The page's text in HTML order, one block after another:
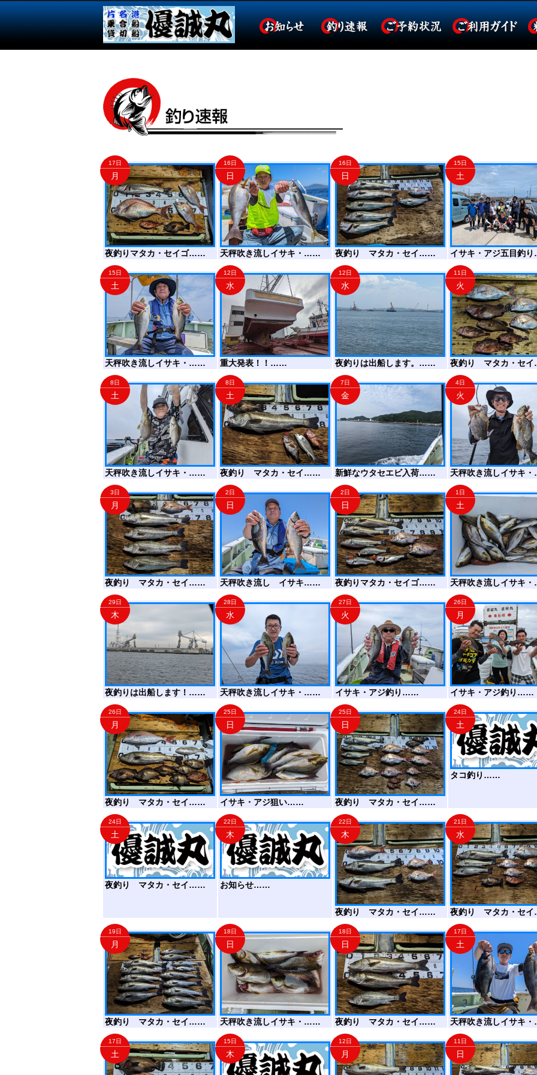
17日
月
夜釣りマタカ・セイゴ……
16日
日
天秤吹き流しイサキ・……
16日
日
夜釣り マタカ・セイ……
15日
土
イサキ・アジ五目釣
15日
土
天秤吹き流しイサキ・……
12日
水
重大発表！！……
12日
水
夜釣りは出船します。……
11日
火
夜釣り マタカ・セ
8日
土
天秤吹き流しイサキ・……
8日
土
夜釣り マタカ・セイ……
7日
金
新鮮なウタセエビ入荷……
4日
火
天秤吹き流しイサキ
3日
月
夜釣り マタカ・セイ……
2日
日
天秤吹き流し イサキ……
2日
日
夜釣りマタカ・セイゴ……
1日
土
天秤吹き流しイサキ
29日
木
夜釣りは出船します！……
28日
水
天秤吹き流しイサキ・……
27日
火
イサキ・アジ釣り……
26日
月
イサキ・アジ釣り……
26日
月
夜釣り マタカ・セイ……
25日
日
イサキ・アジ狙い……
25日
日
夜釣り マタカ・セイ……
24日
土
タコ釣り……
24日
土
夜釣り マタカ・セイ……
22日
木
お知らせ……
22日
木
夜釣り マタカ・セイ……
21日
水
夜釣り マタカ・セ
19日
月
夜釣り マタカ・セイ……
18日
日
天秤吹き流しイサキ・……
18日
日
夜釣り マタカ・セイ……
17日
土
天秤吹き流しイサキ
17日
土
15日
木
12日
月
11日
日